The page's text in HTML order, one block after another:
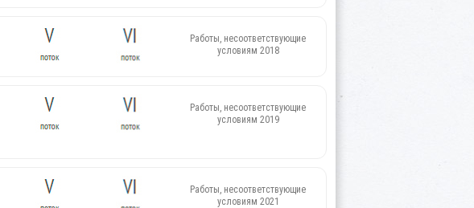
Работы, несоответствующие
условиям 2018
Работы, несоответствующие
условиям 2019
Работы, несоответствующие
условиям 2021